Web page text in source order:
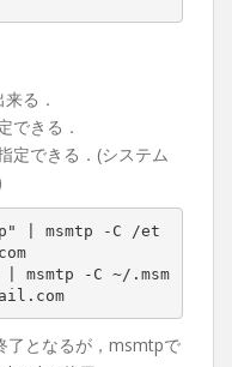
る．
できる．
定できる．(システム
| msmtp -C /et
msmtp -C ~/.msm
了となるが，msmtpで